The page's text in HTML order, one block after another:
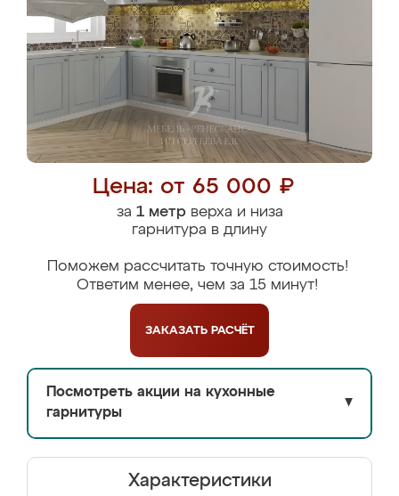
Цена: от 65 000 ₽
за 1 метрверха и низа
гарнитура в длину
Поможем рассчитать точную стоимость!
Ответим менее, чем за 15 минут!
ЗАКАЗАТЬ РАСЧЁТ
Посмотреть акции на кухонные
гарнитуры
▼
Характеристики